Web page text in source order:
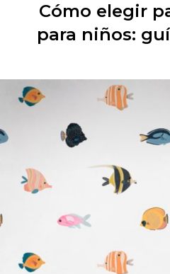
Cómo elegir
para niños: